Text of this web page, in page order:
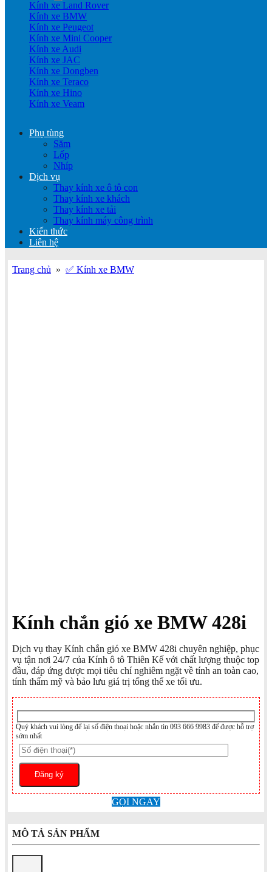
Kính xe Land Rover
Kính xe BMW
Kính xe Peugeot
Kính xe Mini Cooper
Kính xe Audi
Kính xe JAC
Kính xe Dongben
Kính xe Teraco
Kính xe Hino
Kính xe Veam
Phụ tùng
Săm
Lốp
Nhíp
Dịch vụ
Thay kính xe ô tô con
Thay kính xe khách
Thay kính xe tải
Thay kính máy công trình
Kiến thức
Liên hệ
Trang chủ » ✅ Kính xe BMW
Kính chắn gió xe BMW 428i
Dịch vụ thay Kính chắn gió xe BMW 428i chuyên nghiệp, phục
vụ tận nơi 24/7 của Kính ô tô Thiên Kế với chất lượng thuộc top
đầu, đáp ứng được mọi tiêu chí nghiêm ngặt về tính an toàn cao,
tính thẩm mỹ và bảo lưu giá trị tổng thể xe tối ưu.
Quý khách vui lòng để lại số điện thoại hoặc nhắn tin 093 666 9983 để được hỗ trợ
sớm nhất
GỌI NGAY
MÔ TẢ SẢN PHẨM